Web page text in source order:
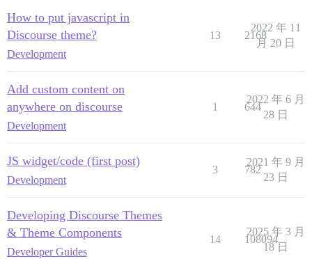
How to put javascript in
Discourse theme?
Development
13 2168
2022 年 11
月 20 日
Add custom content on
anywhere on discourse
Development
1 644
2022 年 6 月
28 日
JS widget/code (first post)
Development
3 782
2021 年 9 月
23 日
Developing Discourse Themes
& Theme Components
Developer Guides
14 108094
2025 年 3 月
18 日